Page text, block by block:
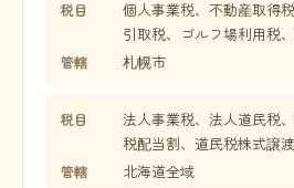
税目
個人事業税、不動産取得
引取税、ゴルフ場利用税
管轄 札幌市
税目
法人事業税、法人道民税
税配当割、道民税株式譲
管轄 北海道全域